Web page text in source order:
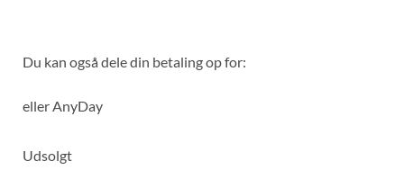
Du kan også dele din betaling op for:
ellerAnyDay
Udsolgt